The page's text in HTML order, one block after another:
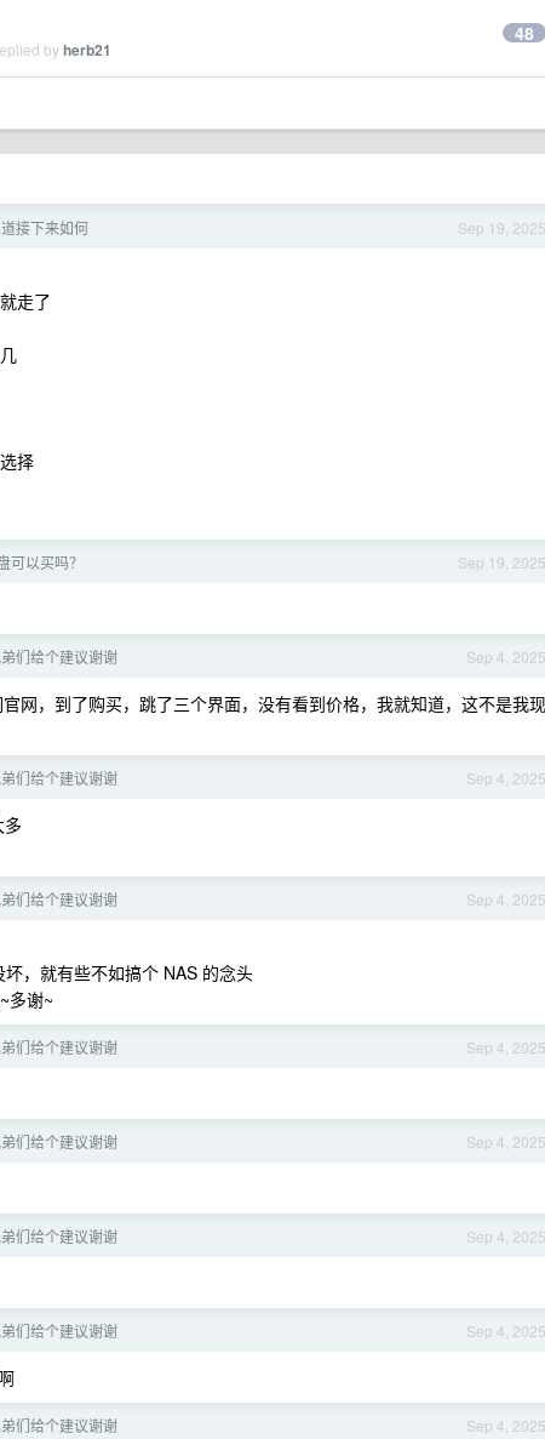
byherb21
48
Sep 19, 2025
接下来如何
走了
择
Sep 19, 2025
可以买吗？
Sep 4, 2025
们给个建议谢谢
网，到了购买，跳了三个界面，没有看到价格，我就知道，这不是我现
Sep 4, 2025
们给个建议谢谢
Sep 4, 2025
们给个建议谢谢
，就有些不如搞个 NAS 的念头
多谢~
Sep 4, 2025
们给个建议谢谢
Sep 4, 2025
们给个建议谢谢
Sep 4, 2025
们给个建议谢谢
Sep 4, 2025
们给个建议谢谢
Sep 4, 2025
们给个建议谢谢